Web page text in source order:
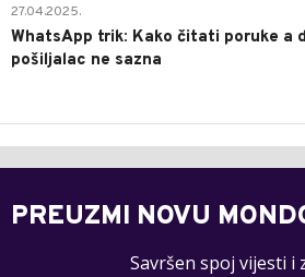
27.04.2025.
WhatsApp trik: Kako čitati poruke a
pošiljalac ne sazna
PREUZMI NOVU
Savršen spoj vijesti i